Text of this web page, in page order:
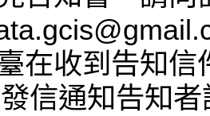
在收到告知信
信通知告知